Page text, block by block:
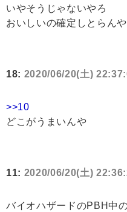
いやそうじゃないやろ
おいしいの確定しとらん
18: 2020/06/20(土)
>>10
どこがうまいんや
11: 2020/06/20(土)
バイオハザードのPBH中